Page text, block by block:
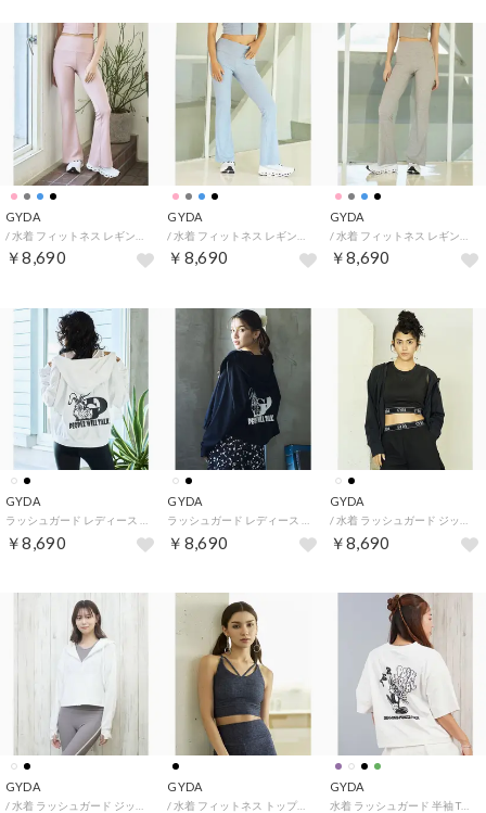
GYDA
￥8,690
GYDA
￥8,690
GYDA
￥8,690
GYDA
￥8,690
GYDA
￥8,690
GYDA
￥8,690
GYDA GYDA GYDA
水着 ラッシュガード 半袖 Tシャツ レディース バックプリント （WHT）